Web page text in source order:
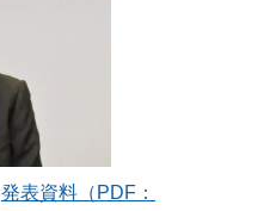
発表資料（PDF：